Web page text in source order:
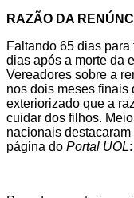
RAZÃO DA
Faltando 65 dias
dias após a morte da
Vereadores sobre a
nos dois meses finais
exteriorizado que a
cuidar dos filhos.
nacionais
página do Portal UOL: